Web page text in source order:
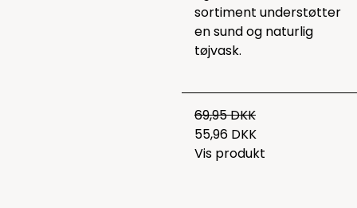
sortiment understøtter
en sund og naturlig
tøjvask.
69,95 DKK
55,96 DKK
Vis produkt